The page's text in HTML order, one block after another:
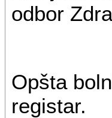
odbor
Opšta
registar.